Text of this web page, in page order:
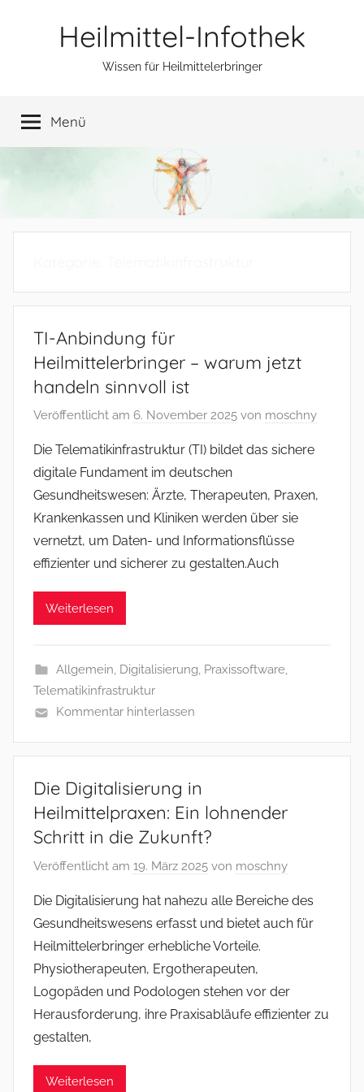
Heilmittel-Infothek
Wissen für Heilmittelerbringer
Menü
TI-Anbindung für
Heilmittelerbringer – warum jetzt
handeln sinnvoll ist
Veröffentlicht am 6. November 2025 von moschny
Die Telematikinfrastruktur (TI) bildet das sichere
digitale Fundament im deutschen
Gesundheitswesen: Ärzte, Therapeuten, Praxen,
Krankenkassen und Kliniken werden über sie
vernetzt, um Daten- und Informationsflüsse
effizienter und sicherer zu gestalten.Auch
Weiterlesen
Allgemein, Digitalisierung, Praxissoftware,
Telematikinfrastruktur
Kommentar hinterlassen
Die Digitalisierung in
Heilmittelpraxen: Ein lohnender
Schritt in die Zukunft?
Veröffentlicht am 19. März 2025 von moschny
Die Digitalisierung hat nahezu alle Bereiche des
Gesundheitswesens erfasst und bietet auch für
Heilmittelerbringer erhebliche Vorteile.
Physiotherapeuten, Ergotherapeuten,
Logopäden und Podologen stehen vor der
Herausforderung, ihre Praxisabläufe effizienter zu
gestalten,
Weiterlesen